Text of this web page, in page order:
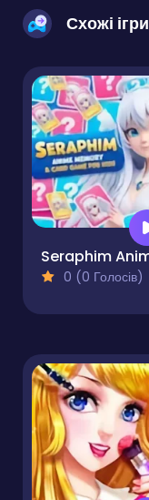
Схожі ігри
0 (0 Голосів)